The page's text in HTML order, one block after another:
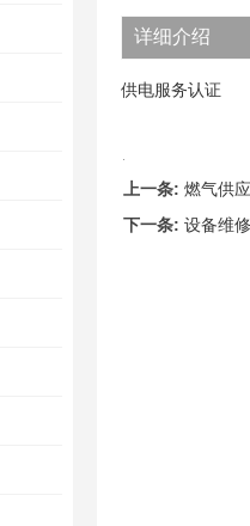
详细介绍
供电服务认证
上一条: 燃气供
下一条: 设备维